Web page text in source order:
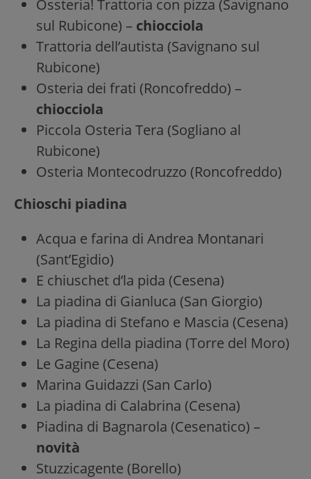
Ossteria! Trattoria con pizza (Savignano
sul Rubicone) – chiocciola
Trattoria dell’autista (Savignano sul
Rubicone)
Osteria dei frati (Roncofreddo) –
chiocciola
Piccola Osteria Tera (Sogliano al
Rubicone)
Osteria Montecodruzzo (Roncofreddo)
Chioschi piadina
Acqua e farina di Andrea Montanari
(Sant’Egidio)
E chiuschet d’la pida (Cesena)
La piadina di Gianluca (San Giorgio)
La piadina di Stefano e Mascia (Cesena)
La Regina della piadina (Torre del Moro)
Le Gagine (Cesena)
Marina Guidazzi (San Carlo)
La piadina di Calabrina (Cesena)
Piadina di Bagnarola (Cesenatico) –
novità
Stuzzicagente (Borello)